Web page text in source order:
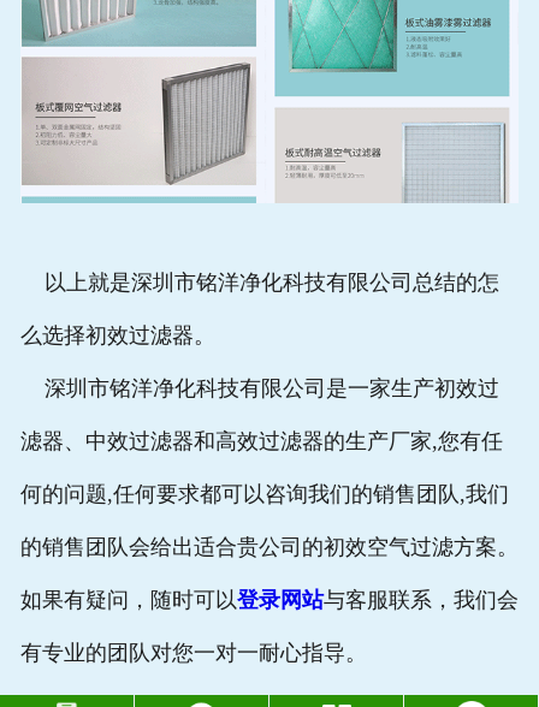
以上就是深圳市铭洋净化科技有限公司总结的怎
么选择初效过滤器。
深圳市铭洋净化科技有限公司是一家生产初效过
滤器、中效过滤器和高效过滤器的生产厂家,您有任
何的问题,任何要求都可以咨询我们的销售团队,我们
的销售团队会给出适合贵公司的初效空气过滤方案。
如果有疑问，随时可以登录网站与客服联系，我们会
有专业的团队对您一对一耐心指导。